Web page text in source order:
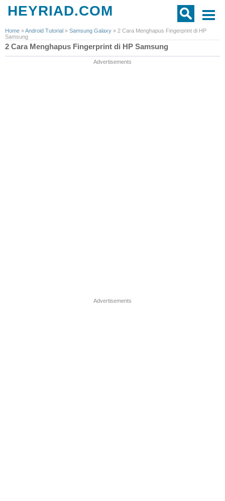
HEYRIAD.COM
Home »Android Tutorial » Samsung Galaxy » 2 Cara Menghapus Fingerprint di HP
Samsung
2 Cara Menghapus Fingerprint di HP Samsung
Advertisements
Advertisements